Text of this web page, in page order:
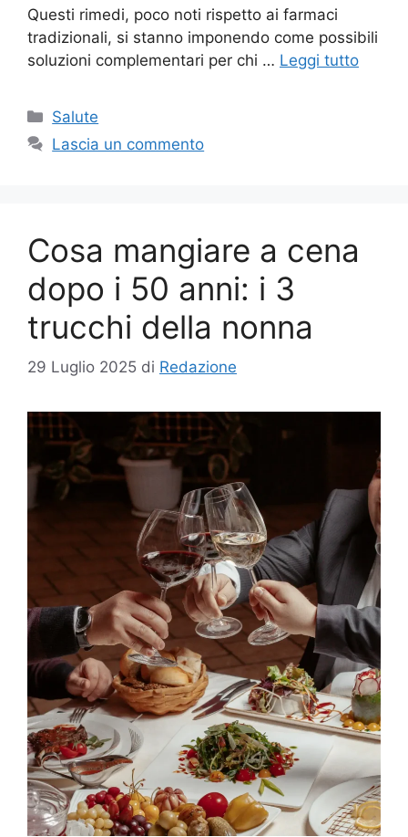
Questi rimedi, poco noti rispetto ai farmaci
tradizionali, si stanno imponendo come possibili
soluzioni complementari per chi … Leggi tutto
Categorie
Salute
Lascia un commento
Cosa mangiare a cena
dopo i 50 anni: i 3
trucchi della nonna
29 Luglio 2025 di Redazione